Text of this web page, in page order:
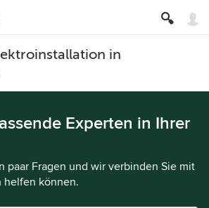
in
Experten in Ihrer
paar Fragen und wir verbinden Sie mit
helfen können.